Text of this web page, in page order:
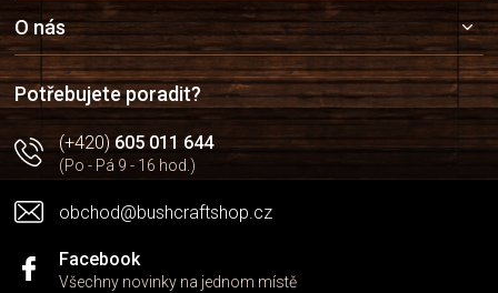
a
t
í
O nás
Potřebujete poradit?
(+420)605 011 644
(Po - Pá 9 - 16 hod.)
obchod@bushcraftshop.cz
Facebook
Všechny novinky na jednom místě